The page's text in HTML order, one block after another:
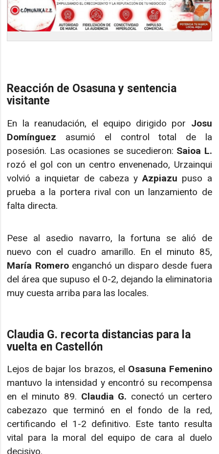
Reacción de Osasuna y sentencia
visitante
En la reanudación, el equipo dirigido por Josu
Domínguez asumió el control total de la
posesión. Las ocasiones se sucedieron: Saioa L.
rozó el gol con un centro envenenado, Urzainqui
volvió a inquietar de cabeza yAzpiazu puso a
prueba a la portera rival con un lanzamiento de
falta directa.
Pese al asedio navarro, la fortuna se alió de
nuevo con el cuadro amarillo. En el minuto 85,
María Romeroenganchó un disparo desde fuera
del área que supuso el 0-2, dejando la eliminatoria
muy cuesta arriba para las locales.
Claudia G. recorta distancias para la
vuelta en Castellón
Lejos de bajar los brazos, el Osasuna Femenino
mantuvo la intensidad y encontró su recompensa
en el minuto 89. Claudia G. conectó un certero
cabezazo que terminó en el fondo de la red,
certificando el 1-2 definitivo. Este tanto resulta
vital para la moral del equipo de cara al duelo
decisivo.